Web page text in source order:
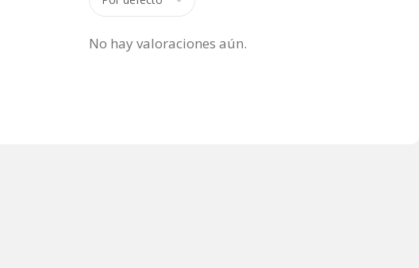
No hay valoraciones aún.